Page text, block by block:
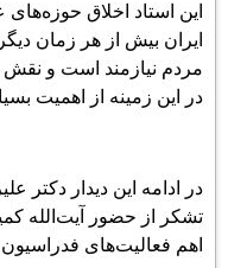
این استاد اخلاق
ایران بیش از هر زمان
مردم نیازمند است و نقش
در این زمینه از اهمیت
در ادامه این دیدار دکتر
تشکر از حضور آیت‌الله
اهم فعالیت‌های